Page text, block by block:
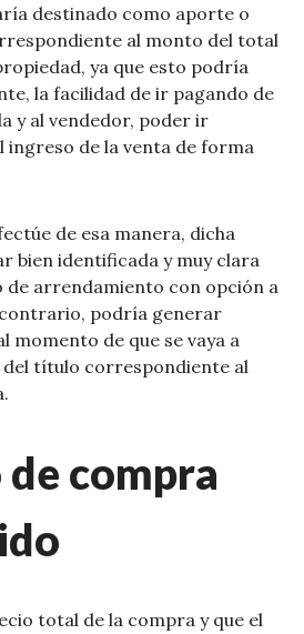
destinado como aporte o
al monto del total
ya que esto podría
la facilidad de ir pagando de
y al vendedor, poder ir
ingreso de la venta de forma
de esa manera, dicha
bien identificada y muy clara
arrendamiento con opción a
podría generar
momento de que se vaya a
título correspondiente al
compra
total de la compra y que el